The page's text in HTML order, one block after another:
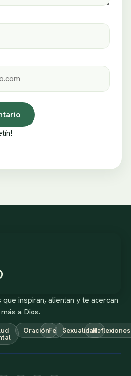
inspiran, alientan y te acercan
más a Dios.
OraciónFe SexualidadReflexiones